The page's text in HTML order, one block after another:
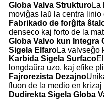
Globa Valva StrukturoLa
moviĝas laŭ la centra linio
Fabrikado de forĝita
denseco kaj forto de la
Globa Valvo kun Integra
Sigela ElfaroLa valvseĝo
Karbida Sigela Surfaco
longdaŭra uzo, kaj efike
Fajrorezista Dezajno
fluon de la medio en
Dudirekta Sigela Globa